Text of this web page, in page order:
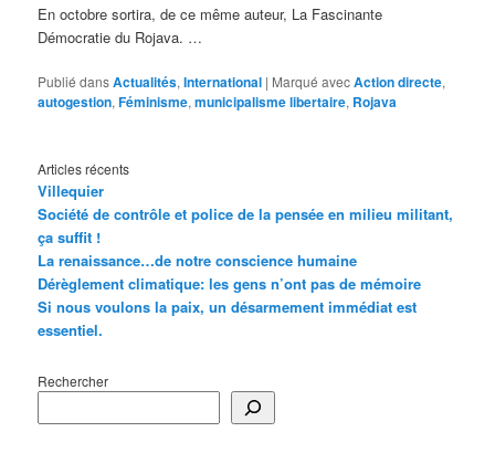
En octobre sortira, de ce même auteur, La Fascinante
Démocratie du Rojava. …
Publié dansActualités,International | Marqué avecAction directe,
autogestion,Féminisme,municipalisme libertaire, Rojava
Articles récents
Villequier
Société de contrôle et police de la pensée en milieu militant,
ça suffit !
La renaissance…de notre conscience humaine
Dérèglement climatique: les gens n’ont pas de mémoire
Si nous voulons la paix, un désarmement immédiat est
essentiel.
Rechercher